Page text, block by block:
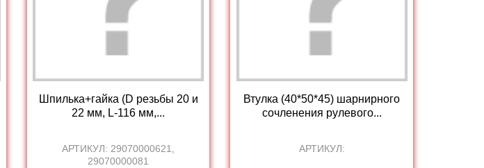
Шпилька+гайка (D резьбы 20 и
22 мм, L-116 мм,...
АРТИКУЛ: 29070000621,
29070000081
Втулка (40*50*45) шарнирного
сочленения рулевого...
АРТИКУЛ: